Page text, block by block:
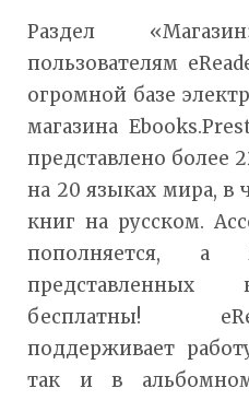
Раздел
пользователям
огромной базе
магазина
представлено более
на 20 языках мира, в
книг на русском.
пополняется,
представленных
бесплатны!
поддерживает
так и в